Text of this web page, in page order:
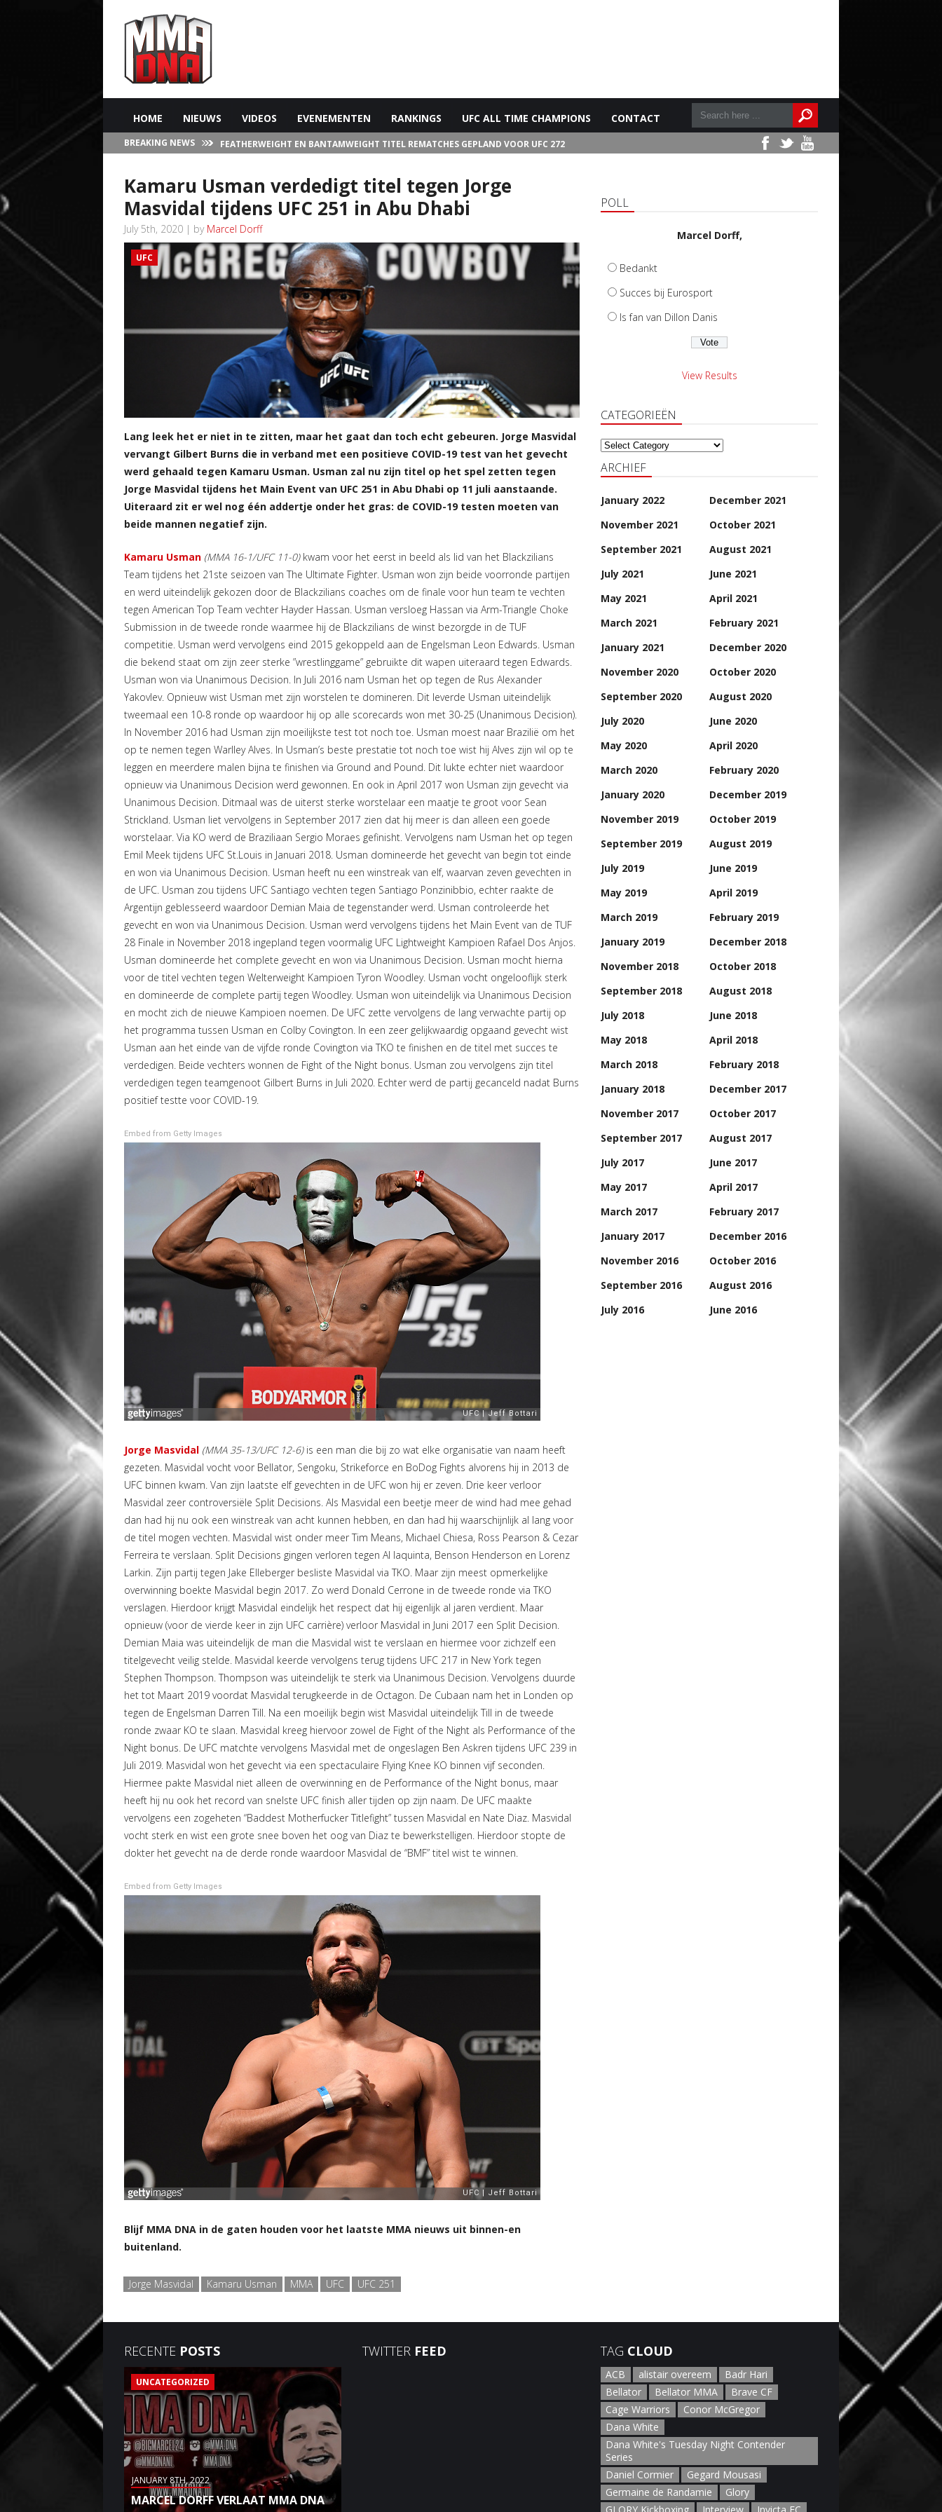
HOME NIEUWS VIDEOS EVENEMENTEN RANKINGS UFC ALL TIME CHAMPIONS CONTACT
BREAKING NEWS
FEATHERWEIGHT EN BANTAMWEIGHT TITEL REMATCHES GEPLAND VOOR UFC 272
Kamaru Usman verdedigt titel tegen Jorge
Masvidal tijdens UFC 251 in Abu Dhabi
July 5th, 2020 | by Marcel Dorff
UFC
Lang leek het er niet in te zitten, maar het gaat dan toch echt gebeuren. Jorge Masvidal
vervangt Gilbert Burns die in verband met een positieve COVID-19 test van het gevecht
werd gehaald tegen Kamaru Usman. Usman zal nu zijn titel op het spel zetten tegen
Jorge Masvidal tijdens het Main Event van UFC 251 in Abu Dhabi op 11 juli aanstaande.
Uiteraard zit er wel nog één addertje onder het gras: de COVID-19 testen moeten van
beide mannen negatief zijn.
Kamaru Usman (MMA 16-1/UFC 11-0)kwam voor het eerst in beeld als lid van het Blackzilians
Team tijdens het 21ste seizoen van The Ultimate Fighter. Usman won zijn beide voorronde partijen
en werd uiteindelijk gekozen door de Blackzilians coaches om de finale voor hun team te vechten
tegen American Top Team vechter Hayder Hassan. Usman versloeg Hassan via Arm-Triangle Choke
Submission in de tweede ronde waarmee hij de Blackzilians de winst bezorgde in de TUF
competitie. Usman werd vervolgens eind 2015 gekoppeld aan de Engelsman Leon Edwards. Usman
die bekend staat om zijn zeer sterke ”wrestlinggame” gebruikte dit wapen uiteraard tegen Edwards.
Usman won via Unanimous Decision. In Juli 2016 nam Usman het op tegen de Rus Alexander
Yakovlev. Opnieuw wist Usman met zijn worstelen te domineren. Dit leverde Usman uiteindelijk
tweemaal een 10-8 ronde op waardoor hij op alle scorecards won met 30-25 (Unanimous Decision).
In November 2016 had Usman zijn moeilijkste test tot noch toe. Usman moest naar Brazilië om het
op te nemen tegen Warlley Alves. In Usman’s beste prestatie tot noch toe wist hij Alves zijn wil op te
leggen en meerdere malen bijna te finishen via Ground and Pound. Dit lukte echter niet waardoor
opnieuw via Unanimous Decision werd gewonnen. En ook in April 2017 won Usman zijn gevecht via
Unanimous Decision. Ditmaal was de uiterst sterke worstelaar een maatje te groot voor Sean
Strickland. Usman liet vervolgens in September 2017 zien dat hij meer is dan alleen een goede
worstelaar. Via KO werd de Braziliaan Sergio Moraes gefinisht. Vervolgens nam Usman het op tegen
Emil Meek tijdens UFC St.Louis in Januari 2018. Usman domineerde het gevecht van begin tot einde
en won via Unanimous Decision. Usman heeft nu een winstreak van elf, waarvan zeven gevechten in
de UFC. Usman zou tijdens UFC Santiago vechten tegen Santiago Ponzinibbio, echter raakte de
Argentijn geblesseerd waardoor Demian Maia de tegenstander werd. Usman controleerde het
gevecht en won via Unanimous Decision. Usman werd vervolgens tijdens het Main Event van de TUF
28 Finale in November 2018 ingepland tegen voormalig UFC Lightweight Kampioen Rafael Dos Anjos.
Usman domineerde het complete gevecht en won via Unanimous Decision. Usman mocht hierna
voor de titel vechten tegen Welterweight Kampioen Tyron Woodley. Usman vocht ongelooflijk sterk
en domineerde de complete partij tegen Woodley. Usman won uiteindelijk via Unanimous Decision
en mocht zich de nieuwe Kampioen noemen. De UFC zette vervolgens de lang verwachte partij op
het programma tussen Usman en Colby Covington. In een zeer gelijkwaardig opgaand gevecht wist
Usman aan het einde van de vijfde ronde Covington via TKO te finishen en de titel met succes te
verdedigen. Beide vechters wonnen de Fight of the Night bonus. Usman zou vervolgens zijn titel
verdedigen tegen teamgenoot Gilbert Burns in Juli 2020. Echter werd de partij gecanceld nadat Burns
positief testte voor COVID-19.
Embed from Getty Images
Jorge Masvidal (MMA 35-13/UFC 12-6)is een man die bij zo wat elke organisatie van naam heeft
gezeten. Masvidal vocht voor Bellator, Sengoku, Strikeforce en BoDog Fights alvorens hij in 2013 de
UFC binnen kwam. Van zijn laatste elf gevechten in de UFC won hij er zeven. Drie keer verloor
Masvidal zeer controversiële Split Decisions. Als Masvidal een beetje meer de wind had mee gehad
dan had hij nu ook een winstreak van acht kunnen hebben, en dan had hij waarschijnlijk al lang voor
de titel mogen vechten. Masvidal wist onder meer Tim Means, Michael Chiesa, Ross Pearson & Cezar
Ferreira te verslaan. Split Decisions gingen verloren tegen Al Iaquinta, Benson Henderson en Lorenz
Larkin. Zijn partij tegen Jake Elleberger besliste Masvidal via TKO. Maar zijn meest opmerkelijke
overwinning boekte Masvidal begin 2017. Zo werd Donald Cerrone in de tweede ronde via TKO
verslagen. Hierdoor krijgt Masvidal eindelijk het respect dat hij eigenlijk al jaren verdient. Maar
opnieuw (voor de vierde keer in zijn UFC carrière) verloor Masvidal in Juni 2017 een Split Decision.
Demian Maia was uiteindelijk de man die Masvidal wist te verslaan en hiermee voor zichzelf een
titelgevecht veilig stelde. Masvidal keerde vervolgens terug tijdens UFC 217 in New York tegen
Stephen Thompson. Thompson was uiteindelijk te sterk via Unanimous Decision. Vervolgens duurde
het tot Maart 2019 voordat Masvidal terugkeerde in de Octagon. De Cubaan nam het in Londen op
tegen de Engelsman Darren Till. Na een moeilijk begin wist Masvidal uiteindelijk Till in de tweede
ronde zwaar KO te slaan. Masvidal kreeg hiervoor zowel de Fight of the Night als Performance of the
Night bonus. De UFC matchte vervolgens Masvidal met de ongeslagen Ben Askren tijdens UFC 239 in
Juli 2019. Masvidal won het gevecht via een spectaculaire Flying Knee KO binnen vijf seconden.
Hiermee pakte Masvidal niet alleen de overwinning en de Performance of the Night bonus, maar
heeft hij nu ook het record van snelste UFC finish aller tijden op zijn naam. De UFC maakte
vervolgens een zogeheten “Baddest Motherfucker Titlefight” tussen Masvidal en Nate Diaz. Masvidal
vocht sterk en wist een grote snee boven het oog van Diaz te bewerkstelligen. Hierdoor stopte de
dokter het gevecht na de derde ronde waardoor Masvidal de “BMF” titel wist te winnen.
Embed from Getty Images
Blijf MMA DNA in de gaten houden voor het laatste MMA nieuws uit binnen-en
buitenland.
Jorge Masvidal Kamaru Usman MMA UFC UFC 251
POLL
Marcel Dorff,
Bedankt
Succes bij Eurosport
Is fan van Dillon Danis
View Results
CATEGORIEËN
Categorieën
ARCHIEF
January 2022
December 2021
November 2021
October 2021
September 2021
August 2021
July 2021
June 2021
May 2021
April 2021
March 2021
February 2021
January 2021
December 2020
November 2020
October 2020
September 2020
August 2020
July 2020
June 2020
May 2020
April 2020
March 2020
February 2020
January 2020
December 2019
November 2019
October 2019
September 2019
August 2019
July 2019
June 2019
May 2019
April 2019
March 2019
February 2019
January 2019
December 2018
November 2018
October 2018
September 2018
August 2018
July 2018
June 2018
May 2018
April 2018
March 2018
February 2018
January 2018
December 2017
November 2017
October 2017
September 2017
August 2017
July 2017
June 2017
May 2017
April 2017
March 2017
February 2017
January 2017
December 2016
November 2016
October 2016
September 2016
August 2016
July 2016
June 2016
RECENTE POSTS
UNCATEGORIZED
JANUARY 8TH, 2022
MARCEL DORFF VERLAAT MMA DNA
TWITTER FEED TAG CLOUD
ACB alistair overeem
Badr Hari
Bellator
Bellator MMA
Brave CF
Cage Warriors
Conor McGregor
Dana White
Dana White's Tuesday Night Contender
Series
Daniel Cormier
Gegard Mousasi
Germaine de Randamie
Glory